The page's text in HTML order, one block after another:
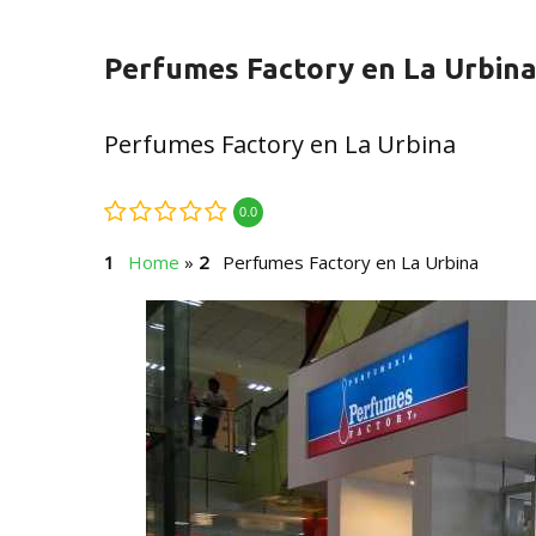
Perfumes Factory en La Urbina
Perfumes Factory en La Urbina
0.0
Home » Perfumes Factory en La Urbina